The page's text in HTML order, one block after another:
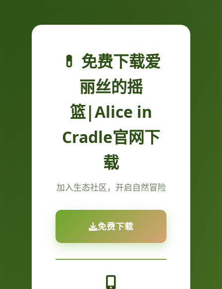
💊 免费下载爱
丽丝的摇
篮|Alice in
Cradle官网下
载
加入生态社区，开启自然冒险
免费下载